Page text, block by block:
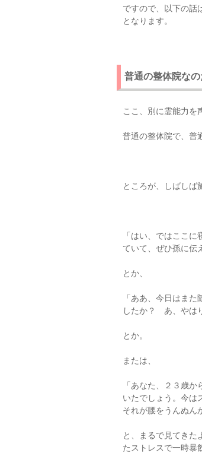
ですので、以下の話
となります。
普通の整体院な
ここ、別に霊能力を
普通の整体院で、普
ところが、しばしば
「はい、ではここ
ていて、ぜひ孫に伝
とか、
「ああ、今日はま
したか？ あ、やは
とか。
または、
「あなた、２３歳
いたでしょう。今は
それが腰をうんぬん
と、まるで見てきた
たストレスで一時暴